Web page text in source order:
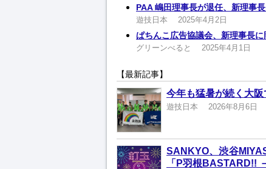
PAA 嶋田理事長が退任、新理事
遊技日本 2025年4月2日
ぱちんこ広告協議会、新理事長に
グリーンべると 2025年4月1日
【最新記事】
今年も猛暑が続く大
遊技日本 2026年8月6日
SANKYO、渋谷
「P羽根BASTARD!!